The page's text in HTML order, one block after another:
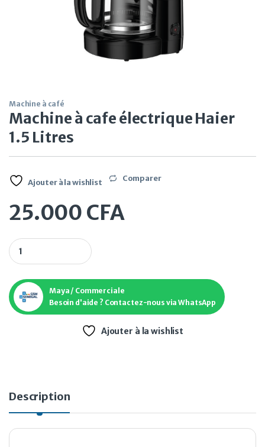
Machine à café
Machine à cafe électrique Haier
1.5 Litres
Ajouter à la wishlist Comparer
25.000 CFA
Machine à cafe électrique Haier 1.5 Litres quantity
Maya / Commerciale
Besoin d'aide ? Contactez-nous via WhatsApp
Ajouter à la wishlist
Description